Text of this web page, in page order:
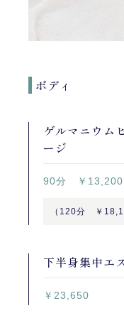
ボディ
ゲルマニウム
ージ
90分 ￥13,200
（120分 ￥
下半身集中エ
￥23,650